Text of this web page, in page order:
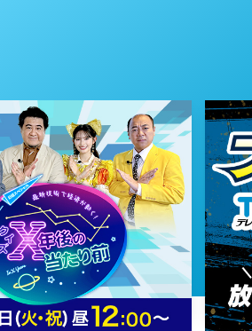
2026年03月21日 放送
第3話「イーライ・マチェット」
2026年03月14日 放送
第2話「マーヴィン・ジェラード」